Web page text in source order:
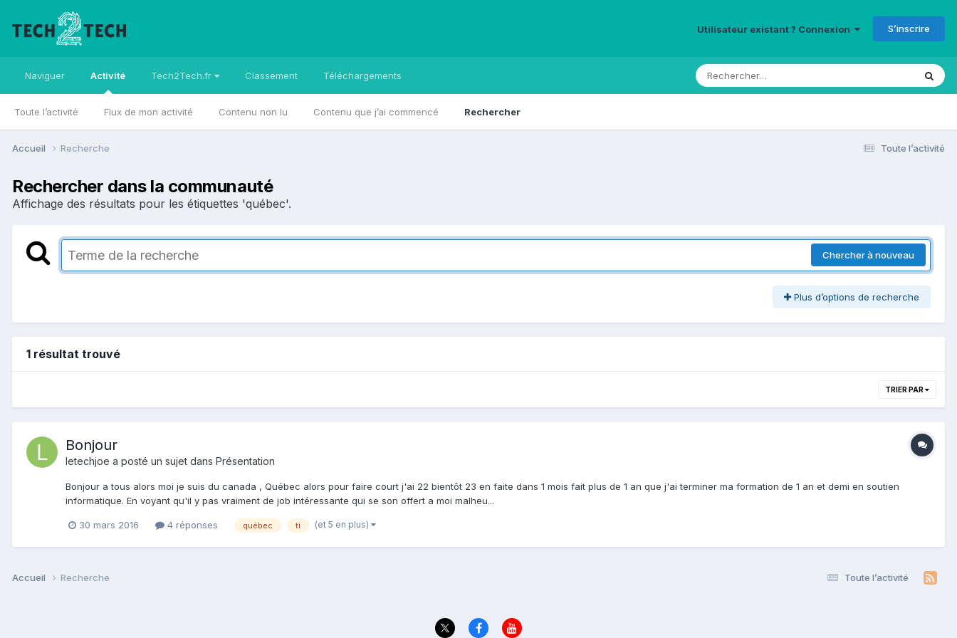
Utilisateur existant ? Connexion S’inscrire
Naviguer Activité
Toute l’activité Flux de mon activité Contenu non lu Contenu que j’ai commencé Rechercher
Tech2Tech.fr Classement Téléchargements
Toute l’activité
Accueil Recherche
Rechercher dans la communauté
Affichage des résultats pour les étiquettes 'québec'.
Chercher à nouveau
Plus d’options de recherche
1 résultat trouvé
TRIER PAR
Bonjour
letechjoe a posté un sujet dans Présentation
Bonjour a tous alors moi je suis du canada , Québec alors pour faire court j'ai 22 bientôt 23 en faite dans 1 mois fait plus de 1 an que j'ai terminer ma formation de 1 an et demi en soutien
informatique. En voyant qu'il y pas vraiment de job intéressante qui se son offert a moi malheu...
30 mars 2016 4 réponses québec ti (et 5 en plus)
Toute l’activité
Accueil Recherche